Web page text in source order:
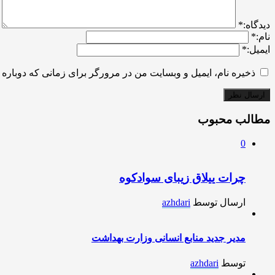
ديدگاه:*
نام:*
ایمیل:*
ذخیره نام، ایمیل و وبسایت من در مرورگر برای زمانی که
مطالب محبوب
0
چرات ییلاق زیبای سوادکوه
ارسال توسط azhdari
مدیر جدید منابع انسانی وزارت بهداشت
توسط azhdari